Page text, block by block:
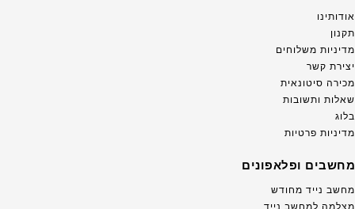
אודותינו
תקנון
מדיניות משלוחים
יצירת קשר
מכירה סיטונאית
שאלות ותשובות
בלוג
מדיניות פרטיות
מחשבים ופלאפונים
מחשב נייד מחודש
מצלמה למחשב נייד